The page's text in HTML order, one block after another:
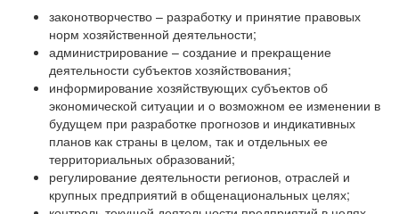
законотворчество – разработку и принятие правовых
норм хозяйственной деятельности;
администрирование – создание и прекращение
деятельности субъектов хозяйствования;
информирование хозяйствующих субъектов об
экономической ситуации и о возможном ее изменении в
будущем при разработке прогнозов и индикативных
планов как страны в целом, так и отдельных ее
территориальных образований;
регулирование деятельности регионов, отраслей и
крупных предприятий в общенациональных целях;